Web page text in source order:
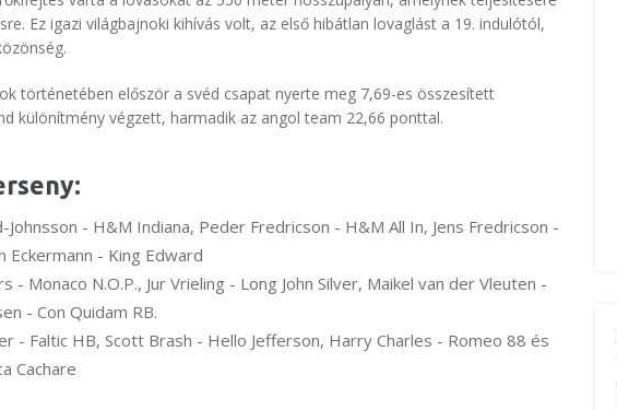
Ez igazi világbajnoki kihívás volt, az első hibátlan lovaglást a 19. indulótól,
történetében először a svéd csapat nyerte meg 7,69-es összesített
különítmény végzett, harmadik az angol team 22,66 ponttal.
- H&M Indiana, Peder Fredricson - H&M All In, Jens Fredricson -
Eckermann - King Edward
- Monaco N.O.P., Jur Vrieling - Long John Silver, Maikel van der Vleuten -
- Con Quidam RB.
- Faltic HB, Scott Brash - Hello Jefferson, Harry Charles - Romeo 88 és
Cachare